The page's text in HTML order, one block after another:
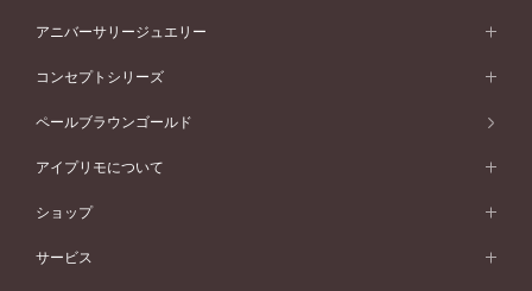
ピンクゴールド
ペールブラウンゴールド
ウェーブライン
V字ライン
ワンサイドメレ
ダブルサイドメレ
シンプル
フェミニン
モード
50万円台～
40万円台～
30万円台～
婚約指輪 人気ランキング
婚約ネックレス
ピンクゴールド
ペールブラウンゴールド
ウェーブライン
V字ライン
ワンメレ
セベラルメレ
シンプル
フェミニン
モード
50万円～
40万円～50万円
セットリング一覧
ピンクゴールド
ペールブラウンゴールド
エタニティリング
エタニティリング一覧
ピンクゴールド
ペールブラウンゴールド
アニバーサリージュエリー
アニバーサリージュエリー
アニバーサリージュエリー一覧
ファッションリング
ブレスレット
コンセプトシリーズ
コンセプトシリーズ
オリジンビリーフ
エトワル
ペールブラウンゴールド
アイプリモについて
アイプリモについて
パーソナルハンド診断
ショップ
店舗一覧
サービス